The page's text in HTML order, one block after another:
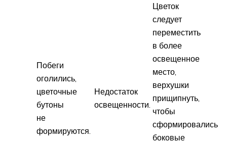
Побеги
оголились,
цветочные
бутоны
не
формируются.
Недостаток
освещенности.
Цветок
следует
переместить
в более
освещенное
место,
верхушки
прищипнуть,
чтобы
сформировались
боковые